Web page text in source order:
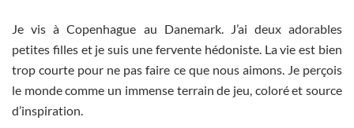
Je vis à Copenhague au Danemark. J’ai deux adorables
petites filles et je suis une fervente hédoniste. La vie est bien
trop courte pour ne pas faire ce que nous aimons. Je perçois
le monde comme un immense terrain de jeu, coloré et source
d’inspiration.